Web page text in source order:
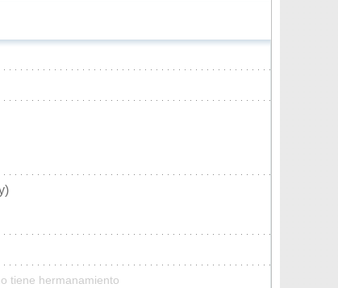
tiene hermanamiento